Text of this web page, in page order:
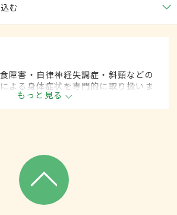
む
障害・自律神経失調症・斜頸などの
よる身体症状を専門的に取り扱いま
もっと見る